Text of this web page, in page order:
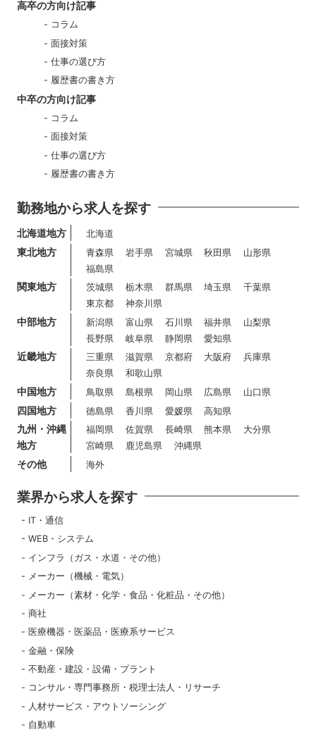
高卒の方向け記事
コラム
面接対策
仕事の選び方
履歴書の書き方
中卒の方向け記事
コラム
面接対策
仕事の選び方
履歴書の書き方
勤務地から求人を探す
北海道地方 北海道
東北地方 青森県 岩手県 宮城県 秋田県
山形県
福島県
関東地方 茨城県 栃木県 群馬県 埼玉県
千葉県
東京都
神奈川県
中部地方 新潟県 富山県 石川県 福井県
山梨県
長野県
岐阜県 静岡県 愛知県
近畿地方 三重県 滋賀県 京都府 大阪府
兵庫県
奈良県
和歌山県
中国地方 鳥取県 島根県 岡山県 広島県 山口県
四国地方 徳島県 香川県 愛媛県 高知県
九州・沖縄
地方
福岡県 佐賀県 長崎県 熊本県
大分県
宮崎県
鹿児島県 沖縄県
その他 海外
業界から求人を探す
IT・通信
WEB・システム
インフラ（ガス・水道・その他）
メーカー（機械・電気）
メーカー（素材・化学・食品・化粧品・その他）
商社
医療機器・医薬品・医療系サービス
金融・保険
不動産・建設・設備・プラント
コンサル・専門事務所・税理士法人・リサーチ
人材サービス・アウトソーシング
自動車